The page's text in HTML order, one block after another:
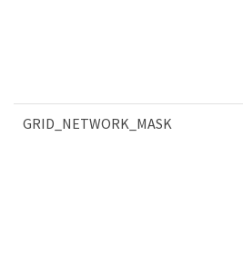
GRID_NETWORK_MASK